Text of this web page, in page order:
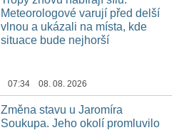
Meteorologové varují před delší
vlnou a ukázali na místa, kde
situace bude nejhorší
07:34 08. 08. 2026
Změna stavu u Jaromíra
Soukupa. Jeho okolí promluvilo